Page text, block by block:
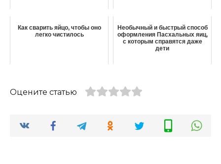
Как сварить яйцо, чтобы оно
легко чистилось
Необычный и быстрый способ
оформления Пасхальных яиц,
с которым справятся даже
дети
Оцените статью